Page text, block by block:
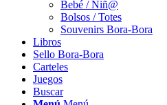
Bebé / Niñ@
Bolsos / Totes
Souvenirs Bora-Bora
Libros
Sello Bora-Bora
Carteles
Juegos
Buscar